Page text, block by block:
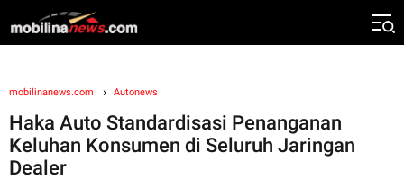
mobilinanews.com Autonews
Haka Auto Standardisasi Penanganan
Keluhan Konsumen di Seluruh Jaringan
Dealer